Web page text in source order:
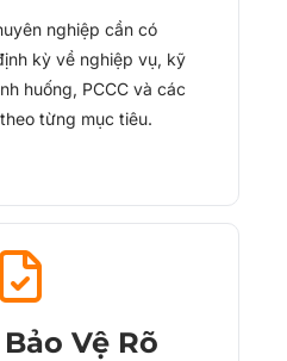
nghiệp cần có
kỳ về nghiệp vụ, kỹ
huống, PCCC và các
từng mục tiêu.
Vệ Rõ